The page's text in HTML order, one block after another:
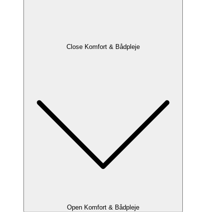
Close Komfort & Bådpleje
Open Komfort & Bådpleje